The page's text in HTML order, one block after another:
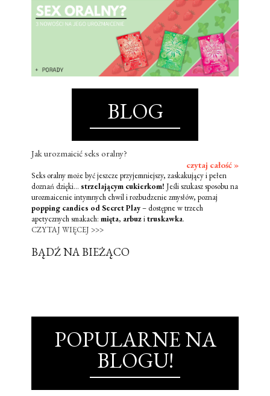
BLOG
Jak urozmaicić seks oralny?
czytaj całość »
Seks oralny może być jeszcze przyjemniejszy, zaskakujący i pełen
doznań dzięki... strzelającym cukierkom! Jeśli szukasz sposobu na
urozmaicenie intymnych chwil i rozbudzenie zmysłów, poznaj
popping candies od Secret Play– dostępne w trzech
apetycznych smakach: mięta, arbuzitruskawka.
CZYTAJ WIĘCEJ >>>
BĄDŹ NA BIEŻĄCO
POPULARNE NA
BLOGU!